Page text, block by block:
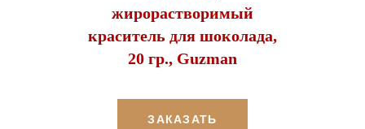
жирорастворимый
краситель для шоколада,
20 гр., Guzman
ЗАКАЗАТЬ